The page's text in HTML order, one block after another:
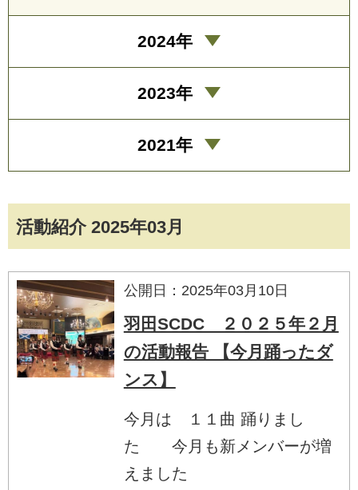
活動紹介 2025年03月
公開日：2025年03月10日
羽田SCDC ２０２５年２月
の活動報告 【今月踊ったダ
ンス】
今月は １１曲 踊りまし
た 今月も新メンバーが増
えました
2024年
2023年
2021年